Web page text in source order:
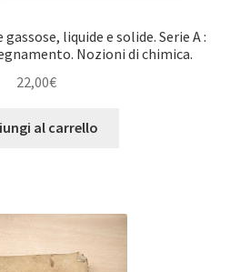
liquide e solide. Serie A :
Nozioni di chimica.
22,00€
al carrello